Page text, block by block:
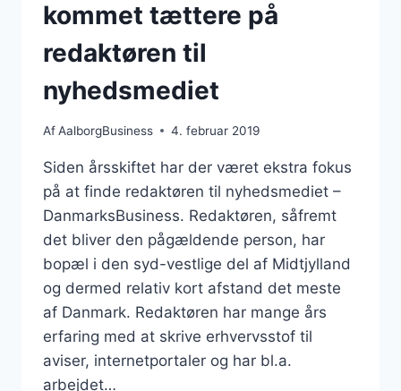
kommet tættere på
redaktøren til
nyhedsmediet
AfAalborgBusiness 4. februar 2019
Siden årsskiftet har der været ekstra fokus
på at finde redaktøren til nyhedsmediet –
DanmarksBusiness. Redaktøren, såfremt
det bliver den pågældende person, har
bopæl i den syd-vestlige del af Midtjylland
og dermed relativ kort afstand det meste
af Danmark. Redaktøren har mange års
erfaring med at skrive erhvervsstof til
aviser, internetportaler og har bl.a.
arbejdet…